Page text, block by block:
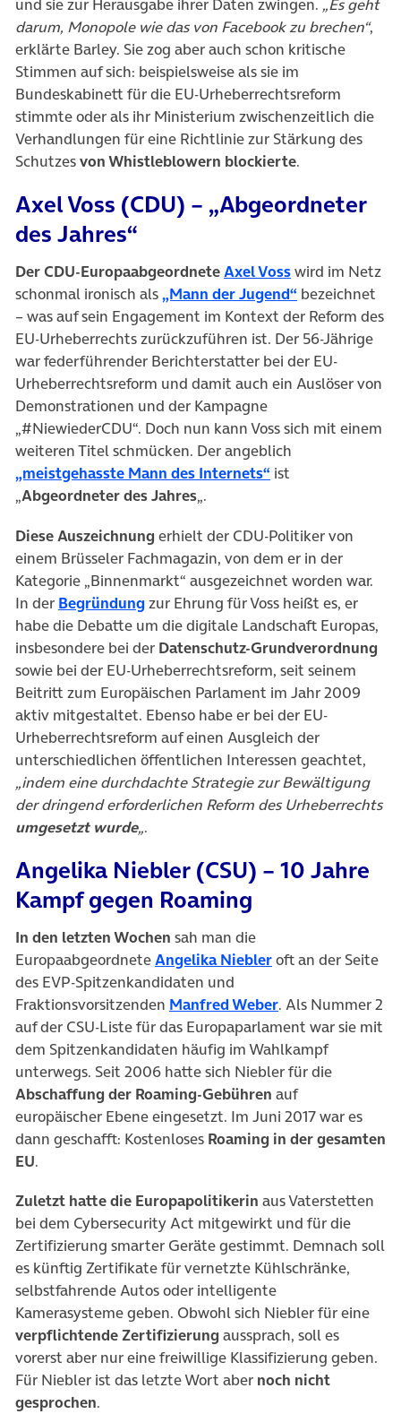
und sie zur Herausgabe ihrer Daten zwingen. „Es geht
darum, Monopole wie das von Facebook zu brechen“,
erklärte Barley. Sie zog aber auch schon kritische
Stimmen auf sich: beispielsweise als sie im
Bundeskabinett für die EU-Urheberrechtsreform
stimmte oder als ihr Ministerium zwischenzeitlich die
Verhandlungen für eine Richtlinie zur Stärkung des
Schutzesvon Whistleblowern blockierte.
Axel Voss (CDU) – „Abgeordneter
des Jahres“
Der CDU-EuropaabgeordneteAxel Voss(öffnet in
wird im Netz
schonmal ironisch als„Mann der Jugend“ (öffnet in
bezeichnet
– was auf sein Engagement im Kontext der Reform des
EU-Urheberrechts zurückzuführen ist. Der 56-Jährige
war federführender Berichterstatter bei der EU-
Urheberrechtsreform und damit auch ein Auslöser von
Demonstrationen und der Kampagne
„#NiewiederCDU“. Doch nun kann Voss sich mit einem
weiteren Titel schmücken. Der angeblich
„meistgehasste Mann des Internets“ (öffnet in neuem
ist
„Abgeordneter des Jahres„.
Diese Auszeichnung erhielt der CDU-Politiker von
einem Brüsseler Fachmagazin, von dem er in der
Kategorie „Binnenmarkt“ ausgezeichnet worden war.
In der Begründung(öffnet in neuem Tab)
zur Ehrung für Voss heißt es, er
habe die Debatte um die digitale Landschaft Europas,
insbesondere bei der Datenschutz-Grundverordnung
sowie bei der EU-Urheberrechtsreform, seit seinem
Beitritt zum Europäischen Parlament im Jahr 2009
aktiv mitgestaltet. Ebenso habe er bei der EU-
Urheberrechtsreform auf einen Ausgleich der
unterschiedlichen öffentlichen Interessen geachtet,
„indem eine durchdachte Strategie zur Bewältigung
der dringend erforderlichen Reform des Urheberrechts
umgesetzt wurde„.
Angelika Niebler (CSU) – 10 Jahre
Kampf gegen Roaming
In den letzten Wochen sah man die
EuropaabgeordneteAngelika Niebler(öffnet in neuem
oft an der Seite
des EVP-Spitzenkandidaten und
Fraktionsvorsitzenden Manfred Weber(öffnet in neuem
. Als Nummer 2
auf der CSU-Liste für das Europaparlament war sie mit
dem Spitzenkandidaten häufig im Wahlkampf
unterwegs. Seit 2006 hatte sich Niebler für die
Abschaffung der Roaming-Gebühren auf
europäischer Ebene eingesetzt. Im Juni 2017 war es
dann geschafft: Kostenloses Roaming in der gesamten
EU.
Zuletzt hatte die Europapolitikerin aus Vaterstetten
bei dem Cybersecurity Act mitgewirkt und für die
Zertifizierung smarter Geräte gestimmt. Demnach soll
es künftig Zertifikate für vernetzte Kühlschränke,
selbstfahrende Autos oder intelligente
Kamerasysteme geben. Obwohl sich Niebler für eine
verpflichtende Zertifizierung aussprach, soll es
vorerst aber nur eine freiwillige Klassifizierung geben.
Für Niebler ist das letzte Wort aber noch nicht
gesprochen.